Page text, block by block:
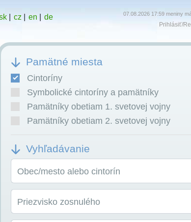
| cz en de 07.08.2026 17:59 meniny
Prihlásiť/
Pamätné miesta
Cintoríny
Symbolické cintoríny a pamätníky
Pamätníky obetiam 1. svetovej vojny
Pamätníky obetiam 2. svetovej vojny
Vyhľadávanie
Obec/mesto alebo cintorín
Priezvisko zosnulého